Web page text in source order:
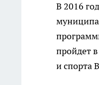
В 2016
пройдет
и спорта